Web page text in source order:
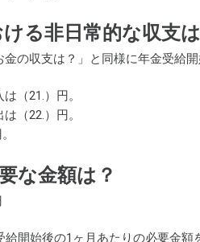
る非日常的な収支
金の収支は？」と同様に年金受給
（21.）円。
（22.）円。
な金額は？
開始後の1ヶ月あたりの必要金